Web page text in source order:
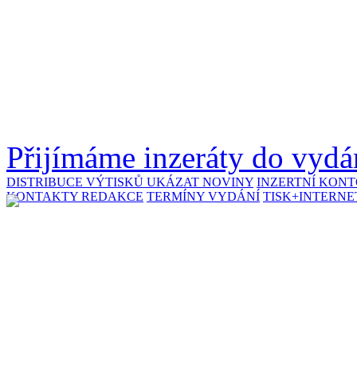
Přijímáme inzeráty do
DISTRIBUCE VÝTISKŮ UKÁZAT NOVINY INZERTNÍ
KONTAKTY REDAKCE TERMÍNY VYDÁNÍ